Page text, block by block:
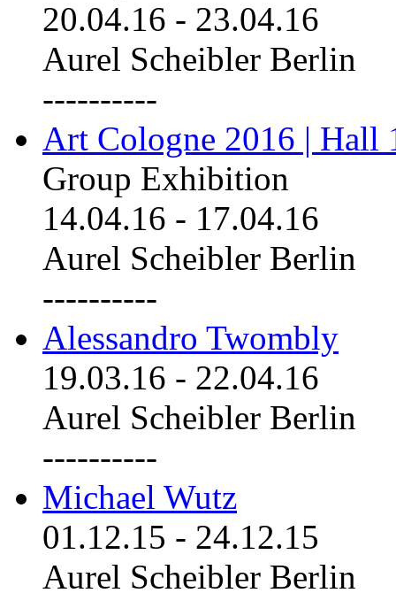
20.04.16 - 23.04.16
Aurel Scheibler Berlin
----------
Art Cologne 2016 | Hall
Group Exhibition
14.04.16 - 17.04.16
Aurel Scheibler Berlin
----------
Alessandro Twombly
19.03.16 - 22.04.16
Aurel Scheibler Berlin
----------
Michael Wutz
01.12.15 - 24.12.15
Aurel Scheibler Berlin